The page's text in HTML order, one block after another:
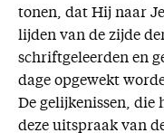
tonen, dat Hij naar
lijden van de zijde
schriftgeleerden en
dage opgewekt
De gelijkenissen, die
deze uitspraak van